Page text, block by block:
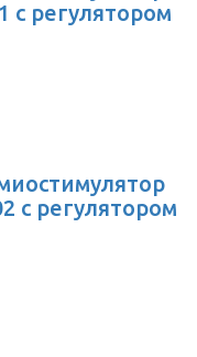
с регулятором
с регулятором